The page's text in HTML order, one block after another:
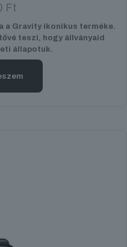
Ft
a Gravity ikonikus terméke.
teszi, hogy állványaid
állapotuk.